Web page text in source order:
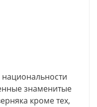
знаменитые
кроме тех,